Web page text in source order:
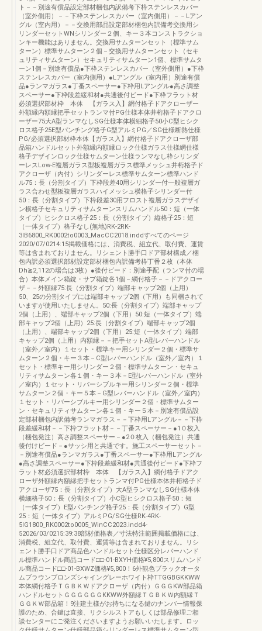
ト－－別途有償品設定部材梱包内訳備考下枠ステンレスカバー
（室外側用）－－下枠ステンレスカバー（室内側用）－－Lアン
グル（室内用）－－交換用部品設定部材梱包内訳備考交換用シ
リンダーセットWNシリンダー２個、キー３本コンストラクショ
ンキー機能はありません。交換用サムターンセット（標準サム
ターン）標準サムターン２個－交換用サムターンセット（セキ
ュリティサムターン）セキュリティサムターン1個、標準サムタ
ーン1個－別途有償品●下枠ステンレスカバー（室外側用）●下枠
ステンレスカバー（室内側用）●Lアングル（室内用）別途有償
品●ランマガラス●丁番スペーサー●下枠用Lアングル●高さ調整
スペーサー●下枠段差緩和材●共通後付ビード●下枠フラット材
必須選択部材枠 本体 【ガラス入】網付格子ドアクローザー
外額縁内額縁把手セットランマ付PG仕様本体井桁格子ドアクロ
ーザー75大A型ランマなしSG仕様本体横細格子50小C型ヒシク
ロス格子25E型パンチング格子G型アルミPG／SG仕様断熱仕様
PG/必須選択部材枠本体【ガラス入】網付格子ドアクローザ部
品箱ハンドルセット外額縁内額縁ロック仕様ガラス仕様網仕様
格子デザインロック仕様サムターン仕様ランマなし枠シリンダ
ーレスLow-E複層ガラス型板複層ガラス標準メッシュ井桁格子ド
アクローザ（内付）シリンダーレス標準サムターン標準ハンド
ル75：長（分割タイプ）下枠段差40用シリンダー付一般複層ガ
ラス合わせ型板複層ガラスハイメッシュ横格子シリンダー付
50：長（分割タイプ）下枠段差30用フロスト複層ガラスデザイ
ン横格子セキュリティサムターンスリムハンドル50：短（一体
タイプ）ヒシクロス格子25：長（分割タイプ）縦格子25：短
（一体タイプ）格子なし(無地)RK-2RK-
3IB6800_RK0002to0003_MacCC2018.inddすべてのページ
2020/07/0214:15掲載価格には、消費税、組立代、取付費、運賃
等は含まれておりません。リシェント勝手口ドア部材構成／梱
包内訳必須選択部材設定部材梱包内訳備考枠丁番２枚（本体
Dh≧2,112の場合は3枚）●後付ビード：別途手配（ランマ付の場
合）本体メイン箱錠・サブ箱錠各1個－網付格子－－ドアクロー
ザ－－外額縁75:長（分割タイプ）端部キャップ2個（上用）
50、25の分割タイプには端部キャップ2個（下用）も同梱されて
いますが使用いたしません。50:長（分割タイプ）端部キャップ
2個（上用）、端部キャップ2個（下用）50:短（一体タイプ）端
部キャップ2個（上用）25:長（分割タイプ）端部キャップ2個
（上用）、端部キャップ2個（下用）25:短（一体タイプ）端部
キャップ2個（上用）内額縁－－把手セットA型レバーハンドル
（室外／室内）１セット・標準キー用シリンダー２個・標準サ
ムターン２個・キー３本－C型レバーハンドル（室外／室内）１
セット・標準キー用シリンダー２個・標準サムターン・セキュ
リティサムターン各１個・キー３本－E型レバーハンドル（室外
／室内）１セット・リバーシブルキー用シリンダー２個・標準
サムターン２個・キー５本－G型レバーハンドル（室外／室内）
１セット・リバーシブルキー用シリンダー２個・標準サムター
ン・セキュリティサムターン各１個・キー５本－別途有償品設
定部材梱包内訳備考ランマガラス－－下枠用Lアングル－－下枠
段差緩和材－－下枠フラット材－－丁番スペーサー－●1０枚入
（梱包発注）高さ調整スペーサー－●2０枚入（梱包発注）共通
後付けビード－●サッシ用と共通です。施工スペーサーセット－
－別途有償品●ランマガラス●丁番スペーサー●下枠用Lアングル
●高さ調整スペーサー●下枠段差緩和材●共通後付ビード●下枠フ
ラット材必須選択部材枠 本体 【ガラス入】網付格子ドアク
ローザ外額縁内額縁把手セットランマ付PG仕様本体井桁格子ド
アクローザ75：長（分割タイプ）大A型ランマなしSG仕様本体
横細格子50：長（分割タイプ）小C型ヒシクロス格子50：短
（一体タイプ）E型パンチング格子25：長（分割タイプ）G型
25：短（一体タイプ）アルミPG/SG仕様RK-4RK-
5IG1800_RK0002to0005_WinCC2023.indd4-
52026/03/0215:39:38部材価格表／寸法特注範囲掲載価格には、
消費税、組立代、取付費、運賃等は含まれておりません。リシ
ェント勝手口ドア商品色ハンドルセット仕様区分レバーハンド
ル標準ハンドル商品コード□□-01-BXYH価格¥5,800スリムハンド
ル商品コード□□-01-BXWZ価格¥5,800！6外観色ブラックオータ
ムブラウンブロンズシャイングレーホワイト枠TTGGBGKKWW
本体網付格子ＴＧＢＫＷドアクローザ（内付）ＧＧＧKW部品箱
ハンドルセットＧＧＧＧＧＧKKWW外額縁ＴＧＢＫＷ内額縁Ｔ
ＧＧＫＷ部品箱！9注建主様がお持ちになる鍵のナンバー情報保
護のため、合鍵は直接、リクシルストアもしくは部品修理ご相
談センターにご発注くださいますようお願いいたします。ロッ